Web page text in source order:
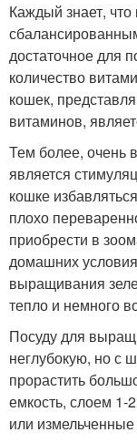
Каждый знает,
достаточное для
количество
кошек,
витаминов,
Тем более, очень
является
кошке
плохо
приобрести в
домашних
выращивания
тепло и немного
Посуду для
неглубокую, но с
прорастить
емкость, слоем 1-
или